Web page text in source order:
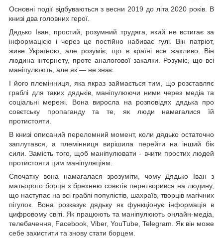
Основні події відбуваються з весни 2019 до літа 2020 років. В
книзі два головних герої.
Дядько Іван, простий, розумний трудяга, який не встигає за
інформацією і через це постійно набиває гулі. Він патріот,
живе Україною, але розуміє, що в країні все жахливо. Він
людина інтернету, проте аналогової закалки. Розуміє, що всі
маніпулюють, але як — не знає.
І його племінниця, яка якраз займається тим, що розставляє
граблі для таких дядьків, маніпулюючи ними через медіа та
соціальні мережі. Вона виросла на розповідях дядька про
совєтську пропаганду та те, як люди намагалися їй
протистояти.
В книзі описаний переломний момент, коли дядько остаточно
заплутався, а племінниця вирішила перейти на інший бік
сили. Замість того, щоб маніпулювати - вчити простих людей
протистояти цим маніпуляціям.
Спочатку вона намагалася зрозуміти, чому Дядько Іван з
матьорого борця з брехнею совєтів перетворився на людину,
що наступає на всі граблі популістів, шахраїв, творців магічних
пігулок. Вона розказує дядьку як функціонує інформація в
цифровому світі. Як працюють та маніпулюють онлайн-медіа,
телебачення, Facebook, Viber, YouTube, Telegram. Як він може
себе захистити та знову стати борцем.